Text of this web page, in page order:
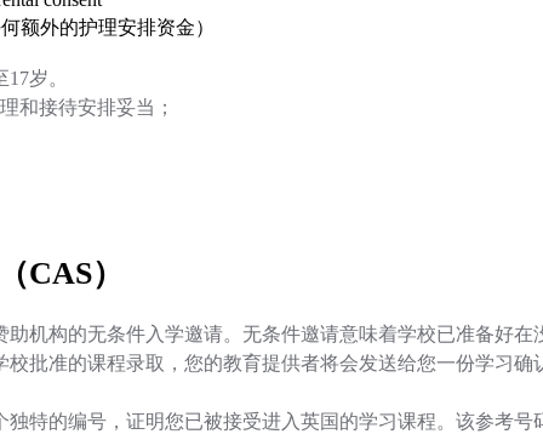
额外的护理安排资金）
岁。
和接待安排妥当；
CAS）
助机构的无条件入学邀请。无条件邀请意味着学校已准备好
校批准的课程录取，您的教育提供者将会发送给您一份学习确
独特的编号，证明您已被接受进入英国的学习课程。该参考